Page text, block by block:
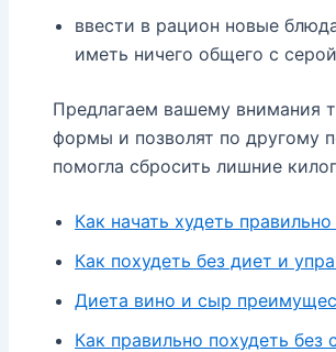
ввести в рацион новые
иметь ничего общего с
Предлагаем вашему внимания
формы и позволят по другому
помогла сбросить лишние
Как начать худеть
Как похудеть без диет и
Диета вино и сыр
Как правильно похудеть без